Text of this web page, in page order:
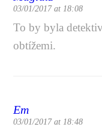
03/01/2017 at 18:08
To by byla
obtížemi.
Em
03/01/2017 at 18:48